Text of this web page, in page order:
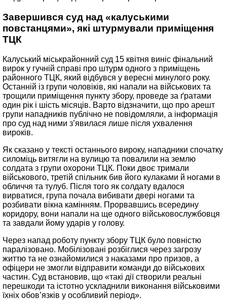
Завершився суд над «калуськими
повстанцями», які штурмували приміщення
ТЦК
Калуський міськрайонний суд 15 квітня виніс фінальний
вирок у гучній справі про штурм одного з приміщень
районного ТЦК, який відбувся у вересні минулого року.
Останній із групи чоловіків, які напали на військових та
трощили приміщення пункту збору, проведе за ґратами
один рік і шість місяців. Варто відзначити, що про арешт
групи нападників публічно не повідомляли, а інформація
про суд над ними з’явилася лише після ухвалення
вироків.
Як сказано у тексті останнього вироку, нападники спочатку
силоміць витягли на вулицю та повалили на землю
солдата з групи охорони ТЦК. Поки двоє тримали
військового, третій спільник бив його кулаками й ногами в
обличчя та тулуб. Після того як солдату вдалося
вирватися, група почала вибивати двері ногами та
розбивати вікна камінням. Прорвавшись всередину
коридору, вони напали на ще одного військовослужбовця
та завдали йому ударів у голову.
Через напад роботу пункту збору ТЦК було повністю
паралізовано. Мобілізовані розбіглися через загрозу
життю та не ознайомилися з наказами про призов, а
офіцери не змогли відправити команди до військових
частин. Суд встановив, що «такі дії створили реальні
перешкоди та істотно ускладнили виконання військовими
їхніх обов’язків у особливий період».